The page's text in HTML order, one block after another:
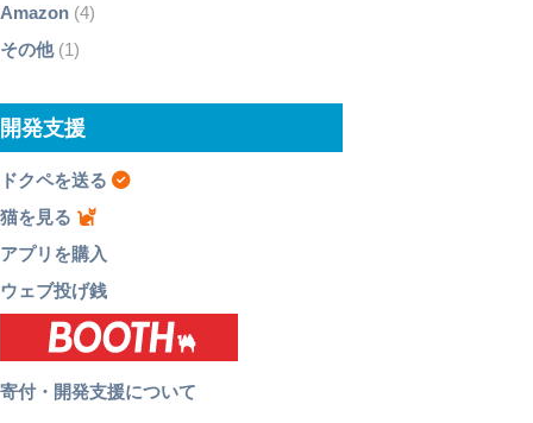
Amazon(4)
その他(1)
開発支援
ドクペを送る
猫を見る
アプリを購入
ウェブ投げ銭
寄付・開発支援について